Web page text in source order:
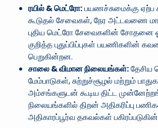
ரயில் & மெட்ரோ:பயணச்சுமைக்கு ஏற்ப
கூடுதல் சேவைகள், நேர அட்டவணை
புதிய மெட்ரோ சேவைகளின் சோதனை
குறித்த புதுப்பிப்புகள் பயணிகளின்
பெறுகின்றன.
சாலை & விமான நிலையங்கள்:தேசிய
மேம்பாடுகள், சுற்றுச்சூழல் மற்றும்
அம்சங்களுடன் கூடிய திட்ட
நிலையங்களில் திறன் அதிகரிப்பு
அதிகாரப்பூர்வ தகவல்கள்